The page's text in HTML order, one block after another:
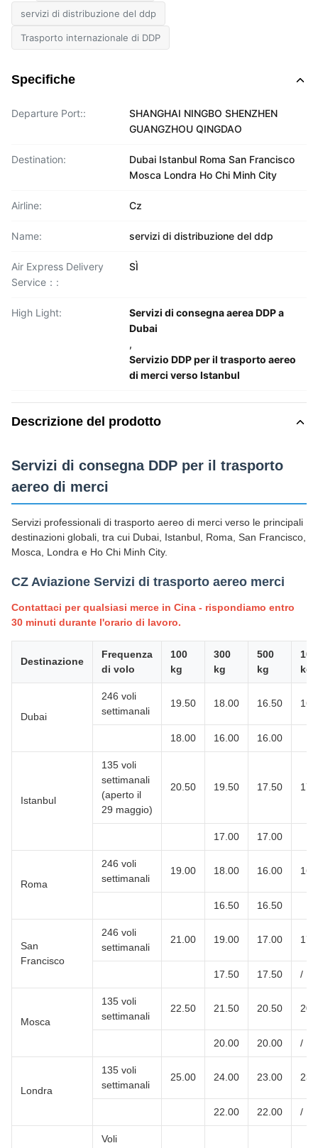
servizi di distribuzione del ddp
Trasporto internazionale di DDP
Specifiche
Departure Port::
SHANGHAI NINGBO SHENZHEN
GUANGZHOU QINGDAO
Destination:
Dubai Istanbul Roma San Francisco
Mosca Londra Ho Chi Minh City
Airline: Cz
Name: servizi di distribuzione del ddp
Air Express Delivery
Service：:
SÌ
High Light:
Servizi di consegna aerea DDP a
Dubai
,
Servizio DDP per il trasporto aereo
di merci verso Istanbul
Descrizione del prodotto
Servizi di consegna DDP per il trasporto
aereo di merci
Servizi professionali di trasporto aereo di merci verso le principali
destinazioni globali, tra cui Dubai, Istanbul, Roma, San Francisco,
Mosca, Londra e Ho Chi Minh City.
CZ Aviazione Servizi di trasporto aereo merci
Contattaci per qualsiasi merce in Cina - rispondiamo entro
30 minuti durante l'orario di lavoro.
Destinazione
Frequenza
di volo
100
kg
300
kg
500
kg
kg
Dubai
246 voli
settimanali
19.50 18.00 16.50
18.00 16.00 16.00
Istanbul
135 voli
settimanali
(aperto il
29 maggio)
20.50 19.50 17.50
17.00 17.00
Roma
246 voli
settimanali
19.00 18.00 16.00
16.50 16.50
San
Francisco
246 voli
settimanali
21.00 19.00 17.00
17.50 17.50 /
Mosca
135 voli
settimanali
22.50 21.50 20.50
20.00 20.00 /
Londra
135 voli
settimanali
25.00 24.00 23.00
22.00 22.00 /
Voli